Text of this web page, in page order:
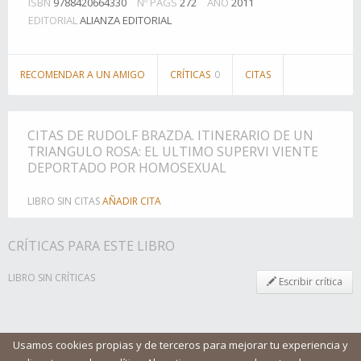
Usamos cookies propias y de terceros para mejorar tu experiencia y
EDITORIALALIANZA EDITORIAL
RECOMENDAR A UN AMIGO CRÍTICAS 0 CITAS
CITAS DE RUDOLF BRAZDA. ITINERARIO DE UN
TRIANGULO ROSA: EL ULTIMO SUPERVI VIENTE
DEPORTADO POR HOMOSEXUAL
LIBRO SIN CITASAÑADIR CITA
CRÍTICAS PARA ESTE LIBRO
LIBRO SIN CRÍTICAS Escribir crítica